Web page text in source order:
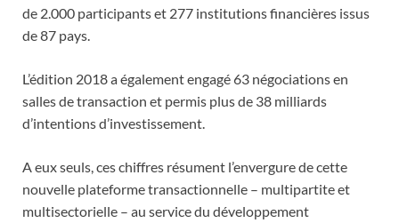
de 2.000 participants et 277 institutions financières issus
de 87 pays.
L’édition 2018 a également engagé 63 négociations en
salles de transaction et permis plus de 38 milliards
d’intentions d’investissement.
A eux seuls, ces chiffres résument l’envergure de cette
nouvelle plateforme transactionnelle – multipartite et
multisectorielle – au service du développement